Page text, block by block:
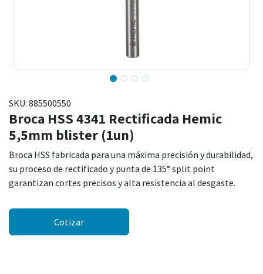
SKU: 885500550
Broca HSS 4341 Rectificada Hemic
5,5mm blister (1un)
Broca HSS fabricada para una máxima precisión y durabilidad,
su proceso de rectificado y punta de 135° split point
garantizan cortes precisos y alta resistencia al desgaste.
Cotizar